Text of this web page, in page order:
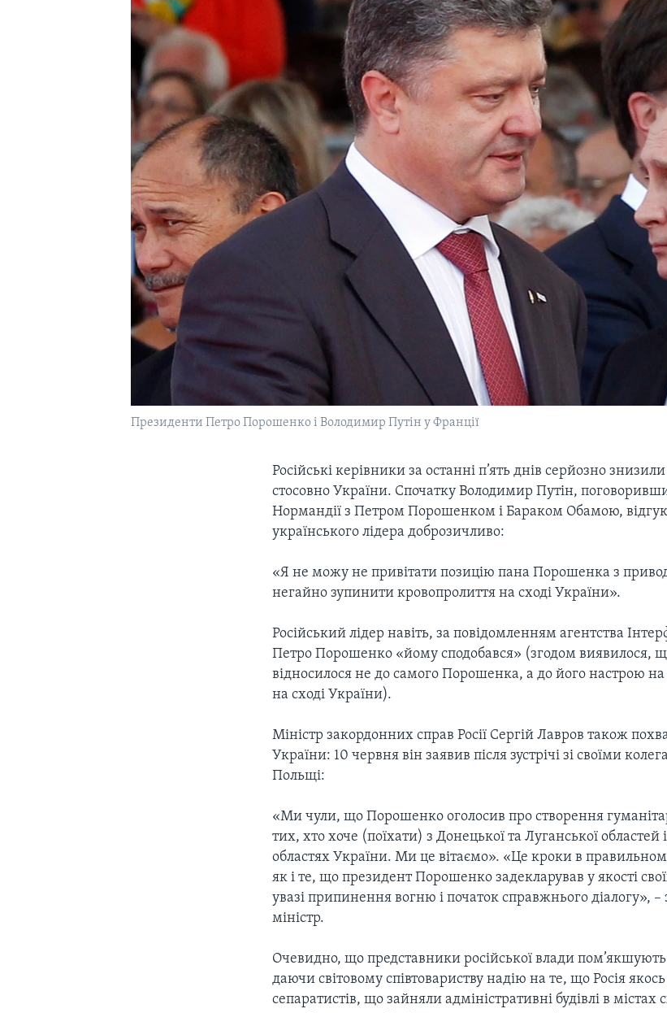
ІСТОРІЇ УСПІХУ УКРАЇНЦІВ
БРИФІНГ ГОЛОСУ АМЕРИКИ
ПОГЛЯД З ВАШИНГТОНА
Президенти Петро Порошенко і Володимир Путін у Франції
Російські керівники за останні п’ять днів серйозно
стосовно України. Спочатку Володимир Путін,
Нормандії з Петром Порошенком і Бараком Обамою,
українського лідера доброзичливо:
«Я не можу не привітати позицію пана Порошенка з
негайно зупинити кровопролиття на сході України».
Російський лідер навіть, за повідомленням агентства
Петро Порошенко «йому сподобався» (згодом виявилося,
відносилося не до самого Порошенка, а до його настрою
на сході України).
Міністр закордонних справ Росії Сергій Лавров також
України: 10 червня він заявив після зустрічі зі своїми
Польщі:
«Ми чули, що Порошенко оголосив про створення
тих, хто хоче (поїхати) з Донецької та Луганської областей
областях України. Ми це вітаємо». «Це кроки в
як і те, що президент Порошенко задекларував у якості
увазі припинення вогню і початок справжнього діалогу»,
міністр.
Очевидно, що представники російської влади
даючи світовому співтовариству надію на те, що Росія
сепаратистів, що зайняли адміністративні будівлі в